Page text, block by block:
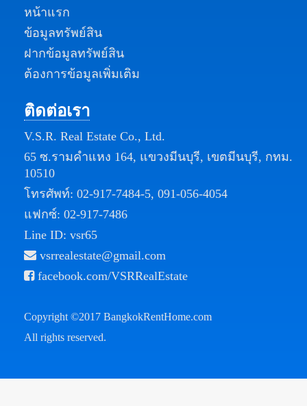
หน้าแรก
ข้อมูลทรัพย์สิน
ฝากข้อมูลทรัพย์สิน
ต้องการข้อมูลเพิ่มเติม
ติดต่อเรา
V.S.R. Real Estate Co., Ltd.
65 ซ.รามคำแหง 164, แขวงมีนบุรี, เขตมีนบุรี, กทม.
10510
โทรศัพท์: 02-917-7484-5, 091-056-4054
แฟกซ์: 02-917-7486
Line ID: vsr65
vsrrealestate@gmail.com
facebook.com/VSRRealEstate
Copyright ©2017 BangkokRentHome.com
All rights reserved.